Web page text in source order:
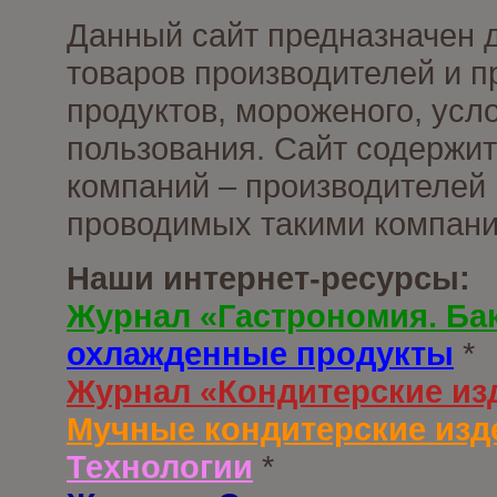
Данный сайт предназначен
товаров производителей и
продуктов, мороженого,
пользования. Сайт
компаний –
проводимых такими
Наши интернет-ресурсы:
Журнал «Гастрономия.
охлажденные продукты *
Журнал «Кондитерские
Мучные кондитерские
Технологии *